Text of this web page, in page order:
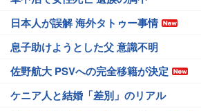
日本人が誤解 海外タトゥー事情
息子助けようとした父 意識不明
佐野航大 PSVへの完全移籍が決定
ケニア人と結婚「差別」のリアル